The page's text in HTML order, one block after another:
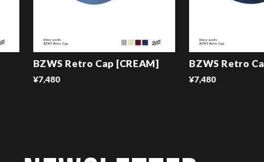
BZWS Retro Cap [CREAM]
¥7,480
BZWS Retro
¥7,480